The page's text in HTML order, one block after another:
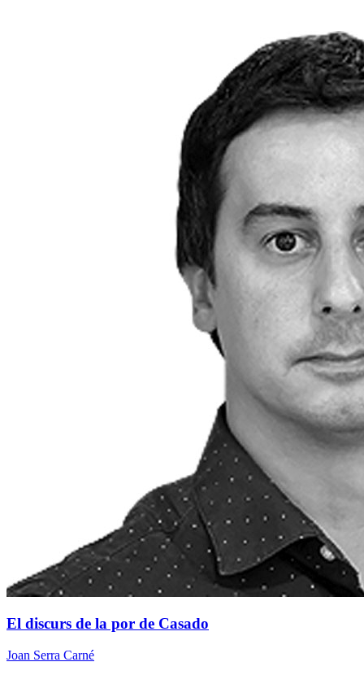
El discurs de la por de Casado
Joan Serra Carné